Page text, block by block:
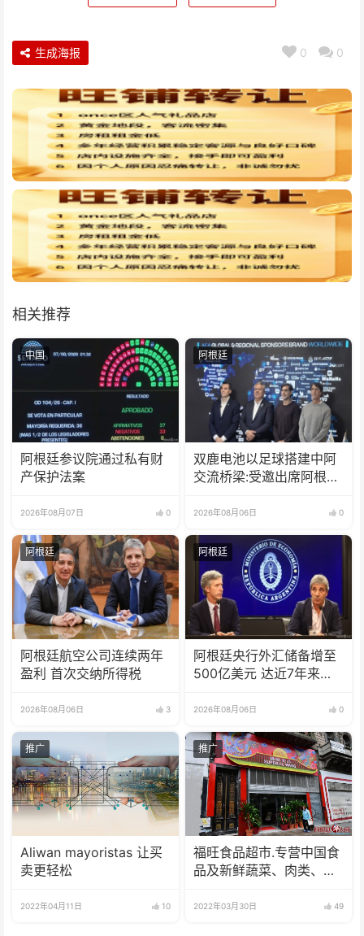
0 0
生成海报
相关推荐
中国
阿根廷参议院通过私有财
产保护法案
2026年08月07日 0
阿根廷
双鹿电池以足球搭建中阿
交流桥梁:受邀出席阿根廷
2026年08月06日 0
阿根廷
阿根廷航空公司连续两年
盈利 首次交纳所得税
2026年08月06日 3
阿根廷
阿根廷央行外汇储备增至
500亿美元 达近7年来最
2026年08月06日 0
推广
Aliwan mayoristas 让买
卖更轻松
2022年04月11日 10
推广
福旺食品超市.专营中国食
品及新鲜蔬菜、肉类、
2022年03月30日 49